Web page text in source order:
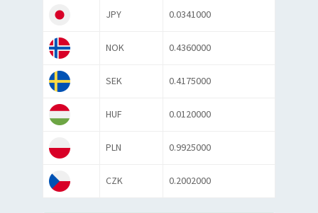
JPY 0.0341000
NOK 0.4360000
SEK 0.4175000
HUF 0.0120000
PLN 0.9925000
CZK 0.2002000